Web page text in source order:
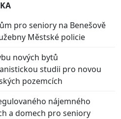
pro seniory na Benešově
Městské policie
nových bytů
studii pro novou
pozemcích
nájemného
a domech pro seniory